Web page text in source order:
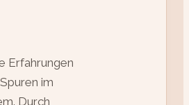
Erfahrungen
im
Durch